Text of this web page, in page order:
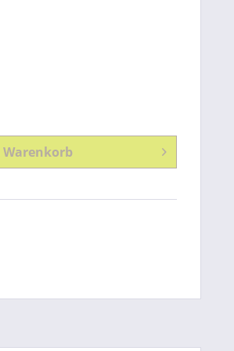
Warenkorb